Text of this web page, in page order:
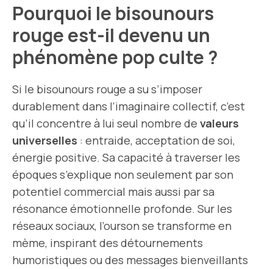
Pourquoi le bisounours
rouge est-il devenu un
phénomène pop culte ?
Si le bisounours rouge a su s’imposer
durablement dans l’imaginaire collectif, c’est
qu’il concentre à lui seul nombre de valeurs
universelles : entraide, acceptation de soi,
énergie positive. Sa capacité à traverser les
époques s’explique non seulement par son
potentiel commercial mais aussi par sa
résonance émotionnelle profonde. Sur les
réseaux sociaux, l’ourson se transforme en
mème, inspirant des détournements
humoristiques ou des messages bienveillants